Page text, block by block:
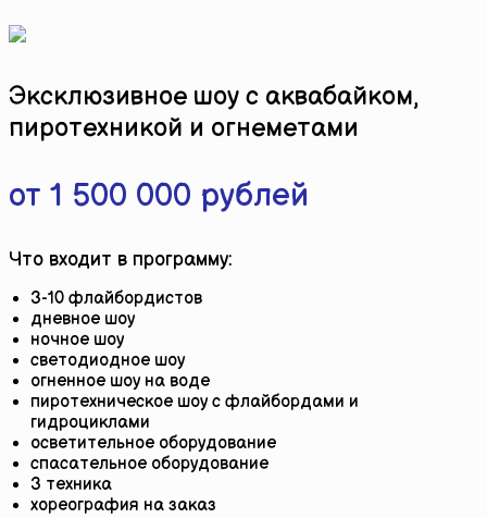
Эксклюзивное шоу с аквабайком,
пиротехникой и огнеметами
от 1 500 000 рублей
Что входит в программу:
3-10 флайбордистов
дневное шоу
ночное шоу
светодиодное шоу
огненное шоу на воде
пиротехническое шоу с флайбордами и
гидроциклами
осветительное оборудование
спасательное оборудование
3 техника
хореография на заказ